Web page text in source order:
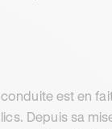
est en
Depuis sa